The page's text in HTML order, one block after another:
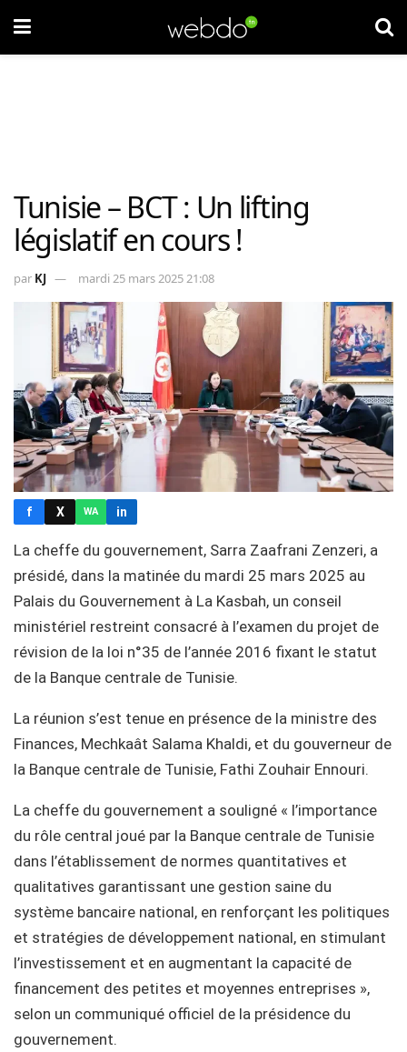
Tunisie – BCT : Un lifting
législatif en cours !
par KJ mardi 25 mars 2025 21:08
f X WA in
La cheffe du gouvernement, Sarra Zaafrani Zenzeri, a
présidé, dans la matinée du mardi 25 mars 2025 au
Palais du Gouvernement à La Kasbah, un conseil
ministériel restreint consacré à l’examen du projet de
révision de la loi n°35 de l’année 2016 fixant le statut
de la Banque centrale de Tunisie.
La réunion s’est tenue en présence de la ministre des
Finances, Mechkaât Salama Khaldi, et du gouverneur de
la Banque centrale de Tunisie, Fathi Zouhair Ennouri.
La cheffe du gouvernement a souligné « l’importance
du rôle central joué par la Banque centrale de Tunisie
dans l’établissement de normes quantitatives et
qualitatives garantissant une gestion saine du
système bancaire national, en renforçant les politiques
et stratégies de développement national, en stimulant
l’investissement et en augmentant la capacité de
financement des petites et moyennes entreprises »,
selon un communiqué officiel de la présidence du
gouvernement.